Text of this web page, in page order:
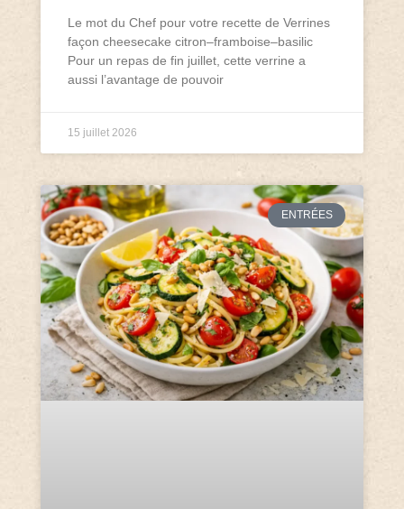
Le mot du Chef pour votre recette de Verrines
façon cheesecake citron–framboise–basilic
Pour un repas de fin juillet, cette verrine a
aussi l’avantage de pouvoir
15 juillet 2026
ENTRÉES